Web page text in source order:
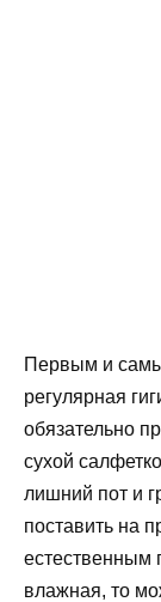
Первым и
регулярная
обязательно
сухой
лишний пот и
поставить на
естественным
влажная, то